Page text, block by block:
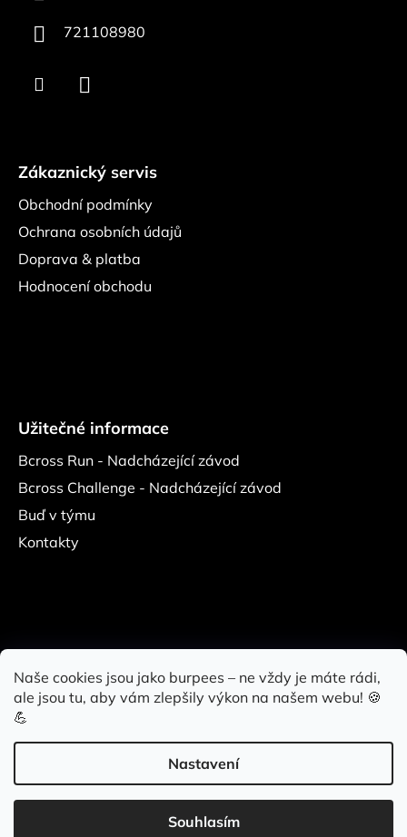
Naše cookies jsou jako burpees – ne vždy je máte rádi,
ale jsou tu, aby vám zlepšily výkon na našem webu! 🍪
💪
Nastavení
Souhlasím
721108980
Zákaznický servis
Obchodní podmínky
Ochrana osobních údajů
Doprava & platba
Hodnocení obchodu
Užitečné informace
Bcross Run - Nadcházející závod
Bcross Challenge - Nadcházející závod
Buď v týmu
Kontakty
Bcross Challenge
Vytvořil Shoptet
Bcross Store